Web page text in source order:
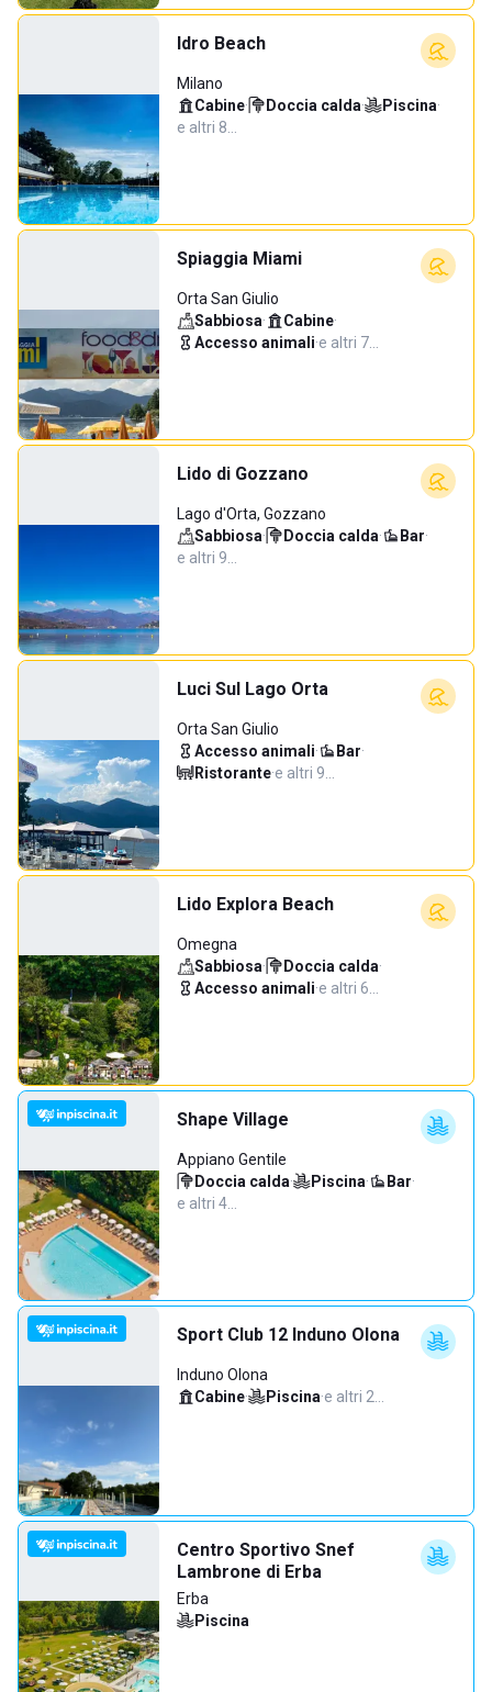
Idro Beach
Milano
Cabine· Doccia calda· Piscina·
e altri 8…
Spiaggia Miami
Orta San Giulio
Sabbiosa· Cabine·
Accesso animali·e altri 7…
Lido di Gozzano
Lago d'Orta, Gozzano
Sabbiosa· Doccia calda· Bar·
e altri 9…
Luci Sul Lago Orta
Orta San Giulio
Accesso animali· Bar·
Ristorante·e altri 9…
Lido Explora Beach
Omegna
Sabbiosa· Doccia calda·
Accesso animali·e altri 6…
Shape Village
Appiano Gentile
Doccia calda· Piscina· Bar·
e altri 4…
Sport Club 12 Induno Olona
Induno Olona
Cabine· Piscina·e altri 2…
Centro Sportivo Snef
Lambrone di Erba
Erba
Piscina